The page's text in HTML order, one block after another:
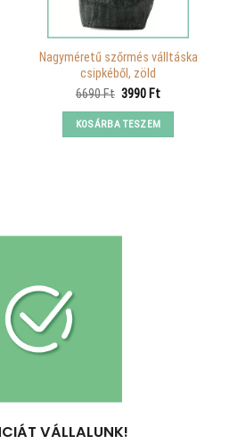
Nagyméretű szőrmés válltáska
csipkéből, zöld
6690Ft Original
was:
6690 Ft.
3990 FtCurrent
is:
3990 Ft.
KOSÁRBA TESZEM
VÁLLALUNK!